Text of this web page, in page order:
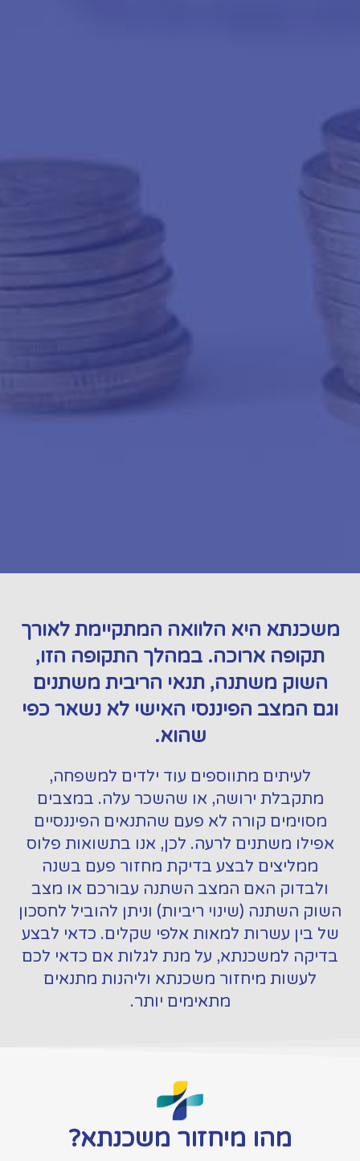
משכנתא היא הלוואה המתקיימת לאורך
תקופה ארוכה. במהלך התקופה הזו,
השוק משתנה, תנאי הריבית משתנים
וגם המצב הפיננסי האישי לא נשאר כפי
שהוא.
לעיתים מתווספים עוד ילדים למשפחה,
מתקבלת ירושה, או שהשכר עלה. במצבים
מסוימים קורה לא פעם שהתנאים הפיננסיים
אפילו משתנים לרעה. לכן, אנו בתשואות פלוס
ממליצים לבצע בדיקת מחזור פעם בשנה
ולבדוק האם המצב השתנה עבורכם או מצב
השוק השתנה (שינוי ריביות) וניתן להוביל לחסכון
של בין עשרות למאות אלפי שקלים. כדאי לבצע
בדיקה למשכנתא, על מנת לגלות אם כדאי לכם
לעשות מיחזור משכנתא וליהנות מתנאים
מתאימים יותר.
מהו מיחזור משכנתא?